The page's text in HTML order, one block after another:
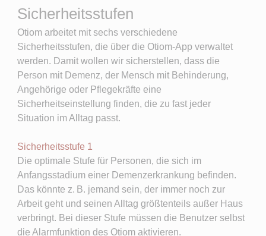
Sicherheitsstufen
Otiom arbeitet mit sechs verschiedene
Sicherheitsstufen, die über die Otiom-App verwaltet
werden. Damit wollen wir sicherstellen, dass die
Person mit Demenz, der Mensch mit Behinderung,
Angehörige oder Pflegekräfte eine
Sicherheitseinstellung finden, die zu fast jeder
Situation im Alltag passt.
Sicherheitsstufe 1
Die optimale Stufe für Personen, die sich im
Anfangsstadium einer Demenzerkrankung befinden.
Das könnte z. B. jemand sein, der immer noch zur
Arbeit geht und seinen Alltag größtenteils außer Haus
verbringt. Bei dieser Stufe müssen die Benutzer selbst
die Alarmfunktion des Otiom aktivieren.